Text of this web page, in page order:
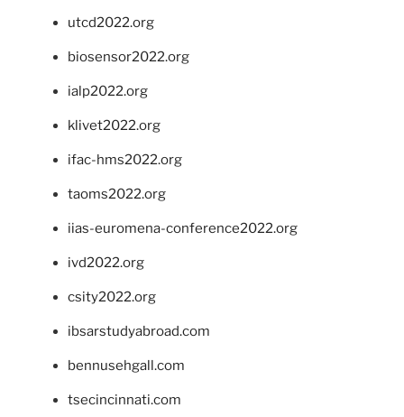
utcd2022.org
biosensor2022.org
ialp2022.org
klivet2022.org
ifac-hms2022.org
taoms2022.org
iias-euromena-conference2022.org
ivd2022.org
csity2022.org
ibsarstudyabroad.com
bennusehgall.com
tsecincinnati.com